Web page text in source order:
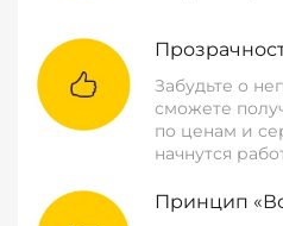
Забудьте о
сможете
по ценам и
начнутся
Принцип